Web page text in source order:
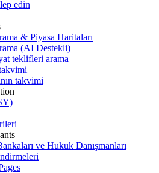
edin
& Piyasa Haritaları
(AI Destekli)
teklifleri arama
takvimi
ve Hukuk Danışmanları